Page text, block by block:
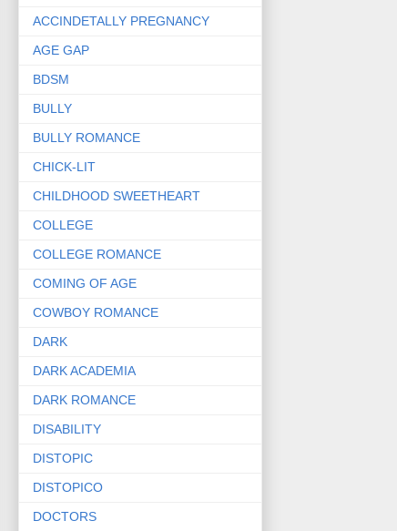
ACCINDETALLY PREGNANCY
AGE GAP
BDSM
BULLY
BULLY ROMANCE
CHICK-LIT
CHILDHOOD SWEETHEART
COLLEGE
COLLEGE ROMANCE
COMING OF AGE
COWBOY ROMANCE
DARK
DARK ACADEMIA
DARK ROMANCE
DISABILITY
DISTOPIC
DISTOPICO
DOCTORS